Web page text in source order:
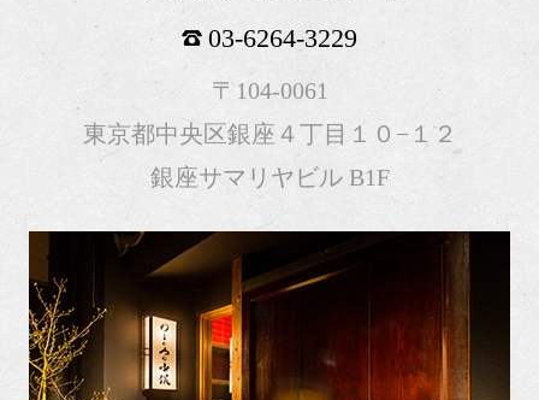
03-6264-3229
〒104-0061
東京都中央区銀座４丁目１０−１２
銀座サマリヤビル B1F